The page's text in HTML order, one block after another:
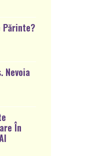
Părinte?
Nevoia
În